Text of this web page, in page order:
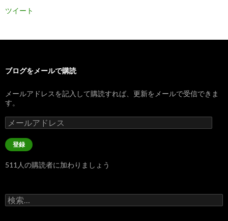
ツイート
ブログをメールで購読
メールアドレスを記入して購読すれば、更新をメールで受信できま
す。
メ
ー
ル
ア
レ
登録
511人の購読者に加わりましょう
検
索: